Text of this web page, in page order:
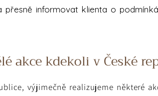
přesně informovat klienta o
akce kdekoli v České
výjimečně realizujeme některé